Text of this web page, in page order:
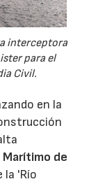
interceptora
para el
Civil.
en la
Marítimo de
la 'Río